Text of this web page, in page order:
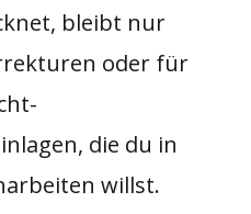
bleibt nur
oder für
die du in
willst.